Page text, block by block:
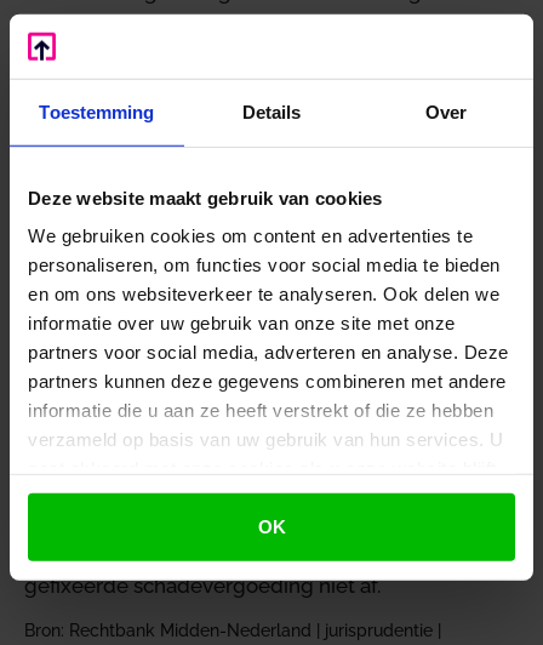
Toestemming Details Over
Deze website maakt gebruik van cookies
We gebruiken cookies om content en advertenties te
personaliseren, om functies voor social media te bieden
en om ons websiteverkeer te analyseren. Ook delen we
informatie over uw gebruik van onze site met onze
partners voor social media, adverteren en analyse. Deze
partners kunnen deze gegevens combineren met andere
informatie die u aan ze heeft verstrekt of die ze hebben
verzameld op basis van uw gebruik van hun services. U
gebruiken.
OK
nagelaten om vast te stellen of de werkneemster
daadwerkelijk de arbeidsovereenkomst heeft
willen opzeggen. Omdat de werkneemster
uiteindelijk heeft ingestemd met de beëindiging
van de arbeidsovereenkomst per 1 december 2021,
de transitievergoeding aan de werkneemster te
betalen.
De kantonrechter veroordeelde de werkgever ook
tot betaling van de gefixeerde schadevergoeding
wegens onregelmatige opzegging. De werkgever
heeft voor het einde van de wachttijd van twee jaar
arbeidsongeschiktheid de arbeidsovereenkomst
als beëindigd beschouwd en daarbij geen
opzegging geen loon over die opzeggingstermijn
verschuldigd zou zijn geweest doet aan de
verplichting tot betaling en de berekening van de
gefixeerde schadevergoeding niet af.
Bron: Rechtbank Midden-Nederland | jurisprudentie |